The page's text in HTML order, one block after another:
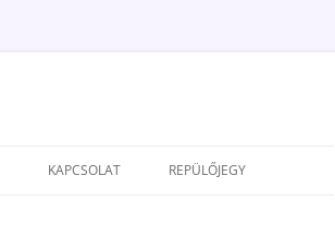
KAPCSOLAT REPÜLŐJEGY